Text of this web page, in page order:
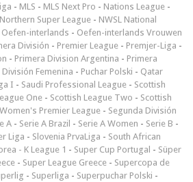
- MLS - MLS Next Pro - Nations League -
Northern Super League - NWSL National
Oefen-interlands - Oefen-interlands Vrouwen
División - Premier League - Premjer-Liga -
- Primera Division Argentina - Primera
División Femenina - Puchar Polski - Qatar
I - Saudi Professional League - Scottish
One - Scottish League Two - Scottish
Premier League - Segunda División
A - Serie A Brazil - Serie A Women - Serie B -
Liga - Slovenia PrvaLiga - South African
- K League 1 - Super Cup Portugal - Süper
- Super League Greece - Supercopa de
- Superliga - Superpuchar Polski -